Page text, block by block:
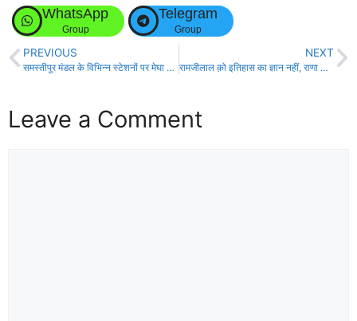
WhatsApp
Group
Telegram
Group
PREVIOUS
समस्तीपुर मंडल के विभिन्न स्टेशनों पर मेघा टिकट चेकिंग!
NEXT
रामजीलाल क़ो इतिहास का ज्ञान नहीं, राणा सांगा के अपमान के लिये की जाय संसद सदस्यता रद्द -आनंद मोहन!
Leave a Comment